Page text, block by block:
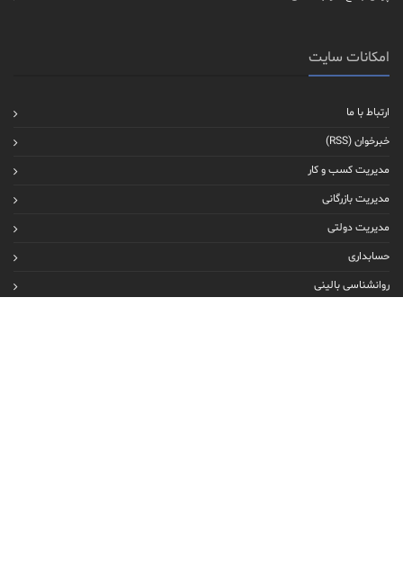
امکانات سایت
ارتباط با ما
خبرخوان (RSS)
مدیریت کسب و کار
مدیریت بازرگانی
مدیریت دولتی
حسابداری
روانشناسی بالینی